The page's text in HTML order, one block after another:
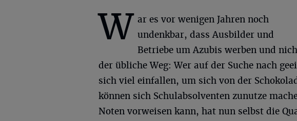
W ar es vor wenigen Jahren noch
undenkbar, dass Ausbilder und
Betriebe um Azubis werben und
der übliche Weg: Wer auf der Suche nach
sich viel einfallen, um sich von der
können sich Schulabsolventen zunutze
Noten vorweisen kann, hat nun selbst die